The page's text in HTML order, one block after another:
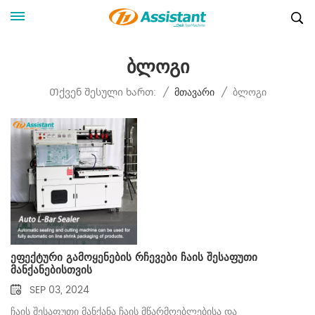
Ბლოგი
Თქვენ Შესული Ხართ: / Მთავარი / Ბლოგი
ეფექტური გამოყენების რჩევები ჩაის შესაფუთი
მანქანებისთვის
SEP 03, 2024
ჩაის შესაფუთი მანქანა ჩაის მწარმოებლებისა და